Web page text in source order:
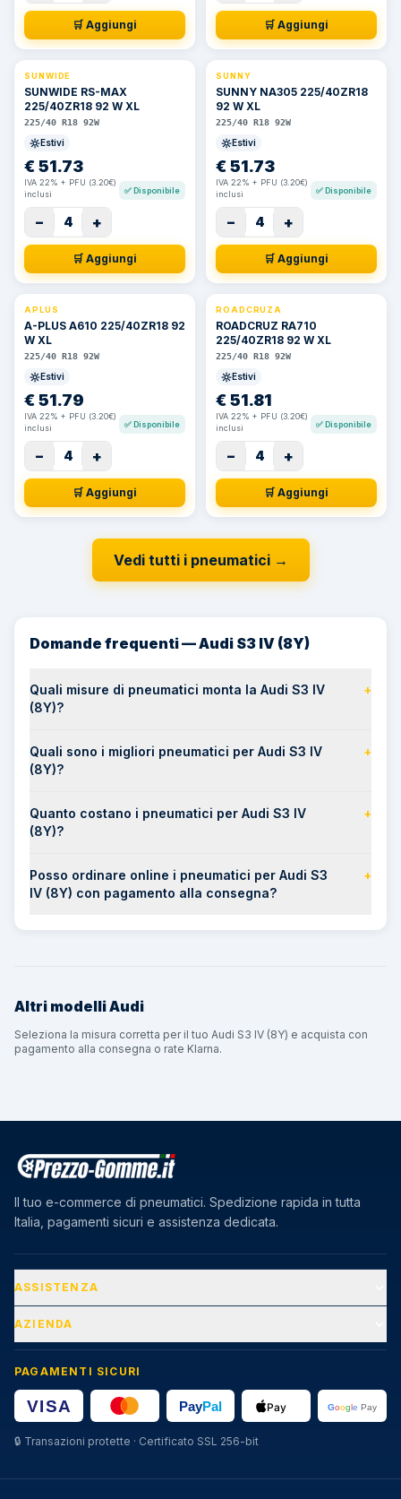
🛒 Aggiungi 🛒 Aggiungi
SUNWIDE
SUNWIDE RS-MAX
225/40ZR18 92 W XL
225/40 R18 92W
Estivi
€51.73
IVA 22% + PFU (3.20€)
inclusi
✅Disponibile
− 4 +
🛒 Aggiungi
SUNNY
SUNNY NA305 225/40ZR18
92 W XL
225/40 R18 92W
Estivi
€51.73
IVA 22% + PFU (3.20€)
inclusi
✅Disponibile
− 4 +
🛒 Aggiungi
APLUS
A-PLUS A610 225/40ZR18 92
W XL
225/40 R18 92W
Estivi
€51.79
IVA 22% + PFU (3.20€)
inclusi
✅Disponibile
− 4 +
🛒 Aggiungi
ROADCRUZA
ROADCRUZ RA710
225/40ZR18 92 W XL
225/40 R18 92W
Estivi
€51.81
IVA 22% + PFU (3.20€)
inclusi
✅Disponibile
− 4 +
🛒 Aggiungi
Vedi tutti i pneumatici→
Domande frequenti — Audi S3 IV (8Y)
Quali misure di pneumatici monta la Audi S3 IV
(8Y)?
+
Quali sono i migliori pneumatici per Audi S3 IV
(8Y)?
+
Quanto costano i pneumatici per Audi S3 IV
(8Y)?
+
Posso ordinare online i pneumatici per Audi S3
IV (8Y) con pagamento alla consegna?
+
Altri modelliAudi
Seleziona la misura corretta per il tuo Audi S3 IV (8Y) e acquista con
pagamento alla consegna o rate Klarna.
Il tuo e-commerce di pneumatici. Spedizione rapida in tutta
Italia, pagamenti sicuri e assistenza dedicata.
ASSISTENZA
AZIENDA
PAGAMENTI SICURI
🔒 Transazioni protette · Certificato SSL 256-bit